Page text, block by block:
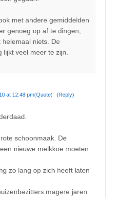
met andere gemiddelden
genoeg op af te dingen,
niets. De
veel meer te zijn.
at 12:48 pm(Quote) (Reply)
schoonmaak. De
nieuwe melkkoe moeten
zo lang op zich heeft laten
magere jaren